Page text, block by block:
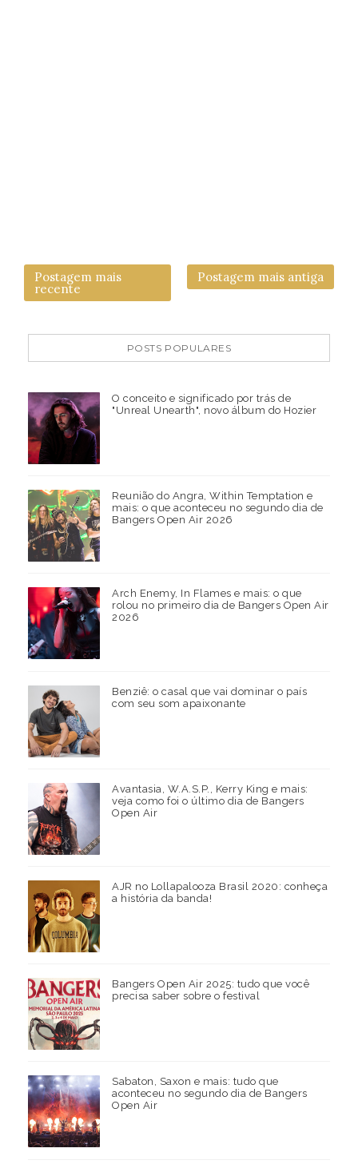
Postagem mais
recente
Postagem mais antiga
POSTS POPULARES
O conceito e significado por trás de
"Unreal Unearth", novo álbum do Hozier
Reunião do Angra, Within Temptation e
mais: o que aconteceu no segundo dia de
Bangers Open Air 2026
Arch Enemy, In Flames e mais: o que
rolou no primeiro dia de Bangers Open Air
2026
Benziê: o casal que vai dominar o país
com seu som apaixonante
Avantasia, W.A.S.P., Kerry King e mais:
veja como foi o último dia de Bangers
Open Air
AJR no Lollapalooza Brasil 2020: conheça
a história da banda!
Bangers Open Air 2025: tudo que você
precisa saber sobre o festival
Sabaton, Saxon e mais: tudo que
aconteceu no segundo dia de Bangers
Open Air